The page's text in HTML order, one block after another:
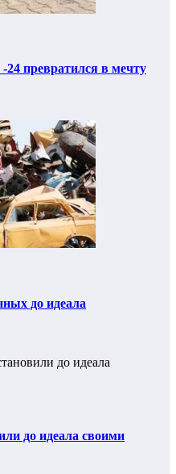
превратился в мечту
до идеала
до идеала своими